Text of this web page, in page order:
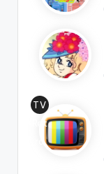
TV
Ret
ro